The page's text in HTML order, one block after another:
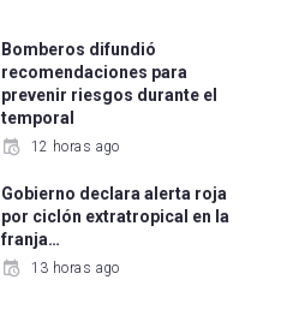
Bomberos difundió
recomendaciones para
prevenir riesgos durante el
temporal
12 horas ago
Gobierno declara alerta roja
por ciclón extratropical en la
franja…
13 horas ago